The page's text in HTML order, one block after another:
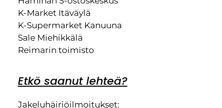
K-Market Itäväylä
K-Supermarket Kanuuna
Sale Miehikkälä
Reimarin toimisto
Etkö saanut lehteä?
Jakeluhäiriöilmoitukset: